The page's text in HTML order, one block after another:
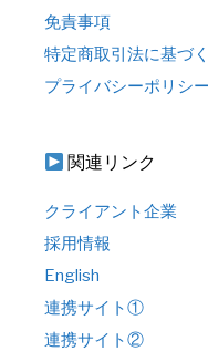
免責事項
特定商取引法に基づ
プライバシーポリシー
関連リンク
クライアント企業
採用情報
English
連携サイト①
連携サイト②